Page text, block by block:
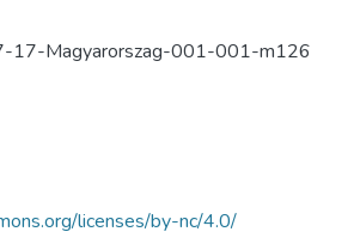
Magyarorszag-001-001-m126
licenses/by-nc/4.0/